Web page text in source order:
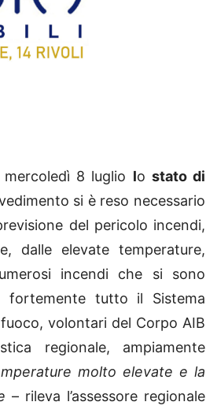
8 luglio lo stato di
si è reso necessario
del pericolo incendi,
dalle elevate temperature,
incendi che si sono
fortemente tutto il Sistema
volontari del Corpo AIB
regionale, ampiamente
molto elevate e la
– rileva l’assessore regionale